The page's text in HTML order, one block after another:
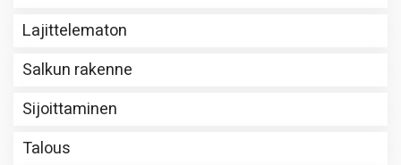
Lajittelematon
Salkun rakenne
Sijoittaminen
Talous